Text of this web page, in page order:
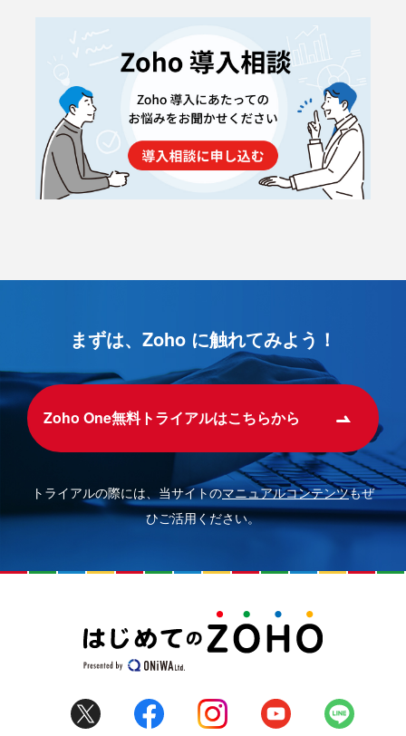
まずは、Zoho に触れてみよう！
Zoho One無料トライアルはこちらから
トライアルの際には、当サイトのマニュアルコンテンツもぜ
ひご活用ください。